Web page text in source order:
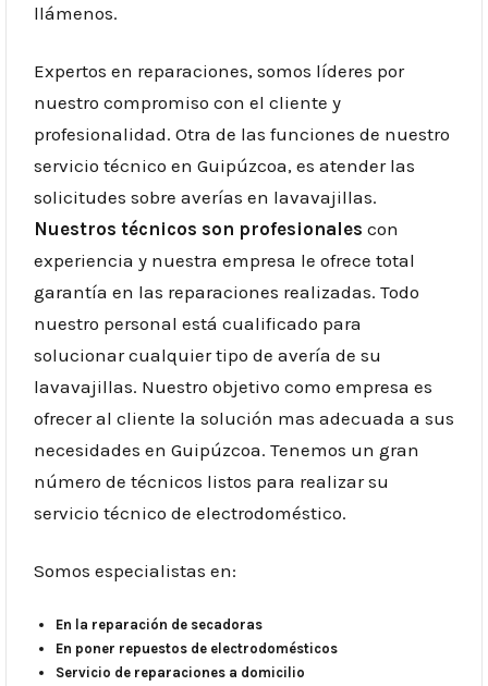
llámenos.
Expertos en reparaciones, somos líderes por
nuestro compromiso con el cliente y
profesionalidad. Otra de las funciones de nuestro
servicio técnico en Guipúzcoa, es atender las
solicitudes sobre averías en lavavajillas.
Nuestros técnicos son profesionales con
experiencia y nuestra empresa le ofrece total
garantía en las reparaciones realizadas. Todo
nuestro personal está cualificado para
solucionar cualquier tipo de avería de su
lavavajillas. Nuestro objetivo como empresa es
ofrecer al cliente la solución mas adecuada a sus
necesidades en Guipúzcoa. Tenemos un gran
número de técnicos listos para realizar su
servicio técnico de electrodoméstico.
Somos especialistas en:
En la reparación de secadoras
En poner repuestos de electrodomésticos
Servicio de reparaciones a domicilio